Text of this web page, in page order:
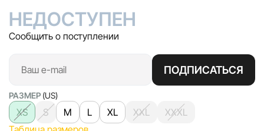
НЕДОСТУПЕН
Сообщить о поступлении
ПОДПИСАТЬСЯ
РАЗМЕР (US)
XS S M L XL XXL
XXXL